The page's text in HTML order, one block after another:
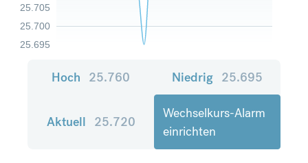
25.695
25.700
25.705
Hoch 25.760 Niedrig 25.695
Aktuell 25.720
Wechselkurs-Alarm
einrichten